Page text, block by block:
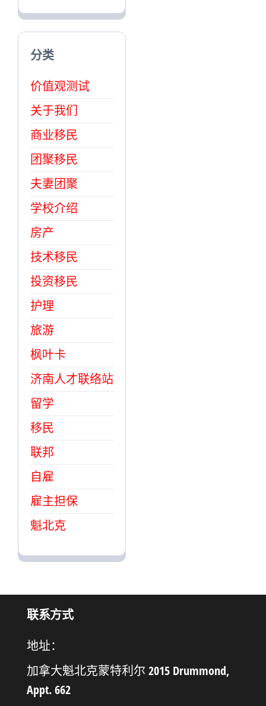
分类
价值观测试
关于我们
商业移民
团聚移民
夫妻团聚
学校介绍
房产
技术移民
投资移民
护理
旅游
枫叶卡
济南人才联络站
留学
移民
联邦
自雇
雇主担保
魁北克
联系方式
地址：
加拿大魁北克蒙特利尔 2015 Drummond,
Appt. 662